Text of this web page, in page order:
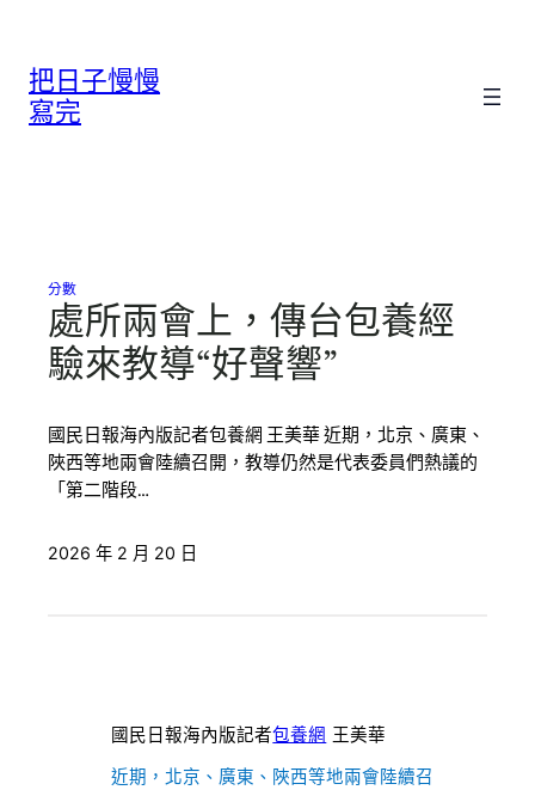
把日子慢慢
寫完
分數
處所兩會上，傳台包養經
驗來教導“好聲響”
國民日報海內版記者包養網 王美華 近期，北京、廣東、
陜西等地兩會陸續召開，教導仍然是代表委員們熱議的
「第二階段…
2026 年 2 月 20 日
國民日報海內版記者包養網 王美華
近期，北京、廣東、陜西等地兩會陸續召